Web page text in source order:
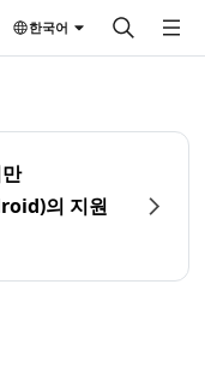
한국어
의 지원